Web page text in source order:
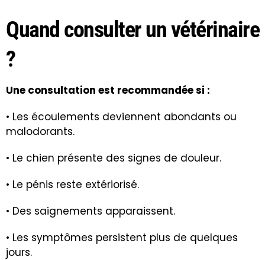
Quand consulter un vétérinaire
?
Une consultation est recommandée si :
• Les écoulements deviennent abondants ou
malodorants.
• Le chien présente des signes de douleur.
• Le pénis reste extériorisé.
• Des saignements apparaissent.
• Les symptômes persistent plus de quelques
jours.